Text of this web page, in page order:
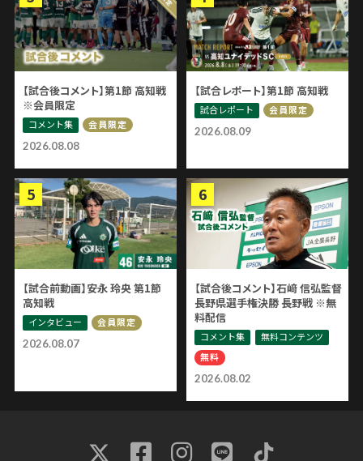
2026.08.08
【試合後コメント】第1節 高知戦
※会員限定
コメント集 会員限定
2026.08.09
【試合レポート】第1節 高知戦
試合レポート 会員限定
2026.08.07
【試合前動画】安永 玲央 第1節
高知戦
インタビュー 会員限定
2026.08.02
【試合後コメント】石﨑 信弘監督
長野県選手権決勝 長野戦 ※無
料配信
コメント集
無料コンテンツ
無料